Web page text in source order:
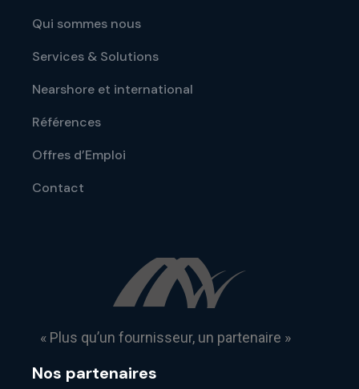
Qui sommes nous
Services & Solutions
Nearshore et international
Références
Offres d’Emploi
Contact
« Plus qu’un fournisseur, un partenaire »
Nos partenaires